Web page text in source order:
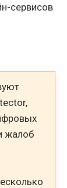
сервисов
жалоб